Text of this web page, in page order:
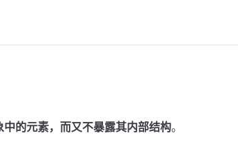
的元素，而又不暴露其内部结构。